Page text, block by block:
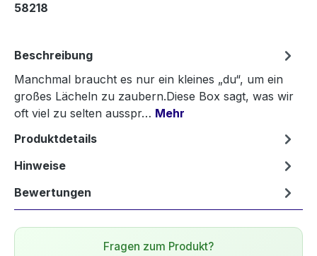
58218
Beschreibung
Manchmal braucht es nur ein kleines „du“, um ein
großes Lächeln zu zaubern.Diese Box sagt, was wir
oft viel zu selten ausspr… Mehr
Produktdetails
Hinweise
Bewertungen
Fragen zum Produkt?